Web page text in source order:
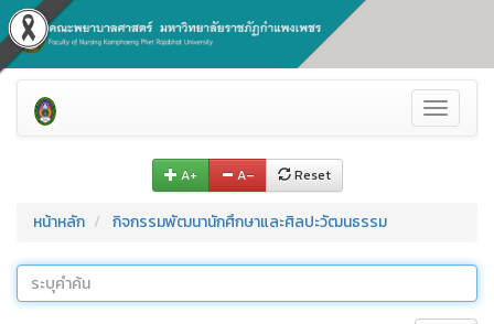
Toggle
A+ A– Reset
หน้าหลัก กิจกรรมพัฒนานักศึกษาและศิลปะวัฒนธรรม